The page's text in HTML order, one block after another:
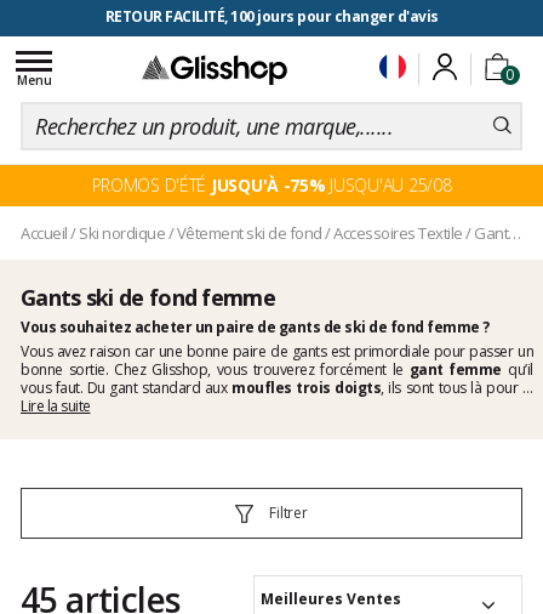
RETOUR FACILITÉ, 100 jours pour changer d'avis
0
Toggle
navigation
Menu
PROMOS D'ÉTÉ JUSQU'À -75% JUSQU'AU 25/08
Accueil/Ski nordique/Vêtement ski de fond/Accessoires Textile/Gants /
Gants ski de fond femme
Vous souhaitez acheter un paire de gants de ski de fond femme ?
Vous avez raison car une bonne paire de gants est primordiale pour passer un
bonne sortie. Chez Glisshop, vous trouverez forcément le gant femme qu’il
vous faut. Du gant standard aux moufles trois doigts, ils sont tous là pour le
plus grand plaisir de vos mains.
Lire la suite
Filtrer
45 articles Meilleures Ventes